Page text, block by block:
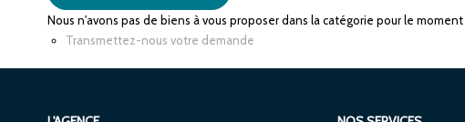
Nous n'avons pas de biens à vous proposer dans la catégorie pour le
Transmettez-nous votre demande